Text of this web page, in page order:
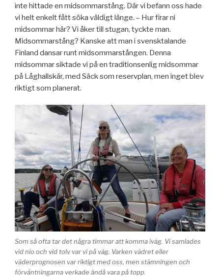
inte hittade en midsommarstång. Där vi befann oss hade
vi helt enkelt fått söka väldigt länge. – Hur firar ni
midsommar här? Vi åker till stugan, tyckte man.
Midsommarstång? Kanske att man i svensktalande
Finland dansar runt midsommarstången. Denna
midsommar siktade vi på en traditionsenlig midsommar
på Låghallskär, med Säck som reservplan, men inget blev
riktigt som planerat.
Som så ofta tar det några timmar att komma iväg. Vi samlades
vid nio och vid tolv var vi på väg. Varken vädret eller
väderprognosen var riktigt med oss, men stämningen och
förväntningarna verkade ändå vara på topp.